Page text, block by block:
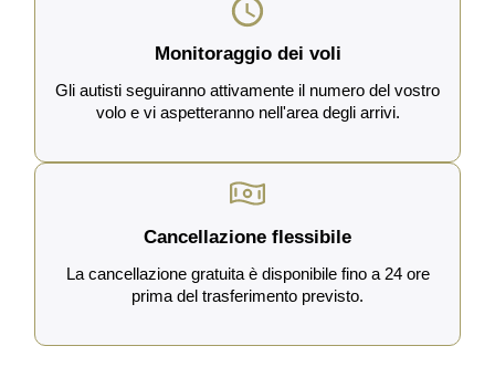
Monitoraggio dei voli
Gli autisti seguiranno attivamente il numero del vostro
volo e vi aspetteranno nell'area degli arrivi.
Cancellazione flessibile
La cancellazione gratuita è disponibile fino a 24 ore
prima del trasferimento previsto.